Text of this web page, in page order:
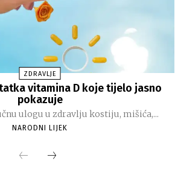
ZDRAVLJE
vitamina D koje tijelo jasno
pokazuje
ulogu u zdravlju kostiju, mišića,...
NARODNI LIJEK